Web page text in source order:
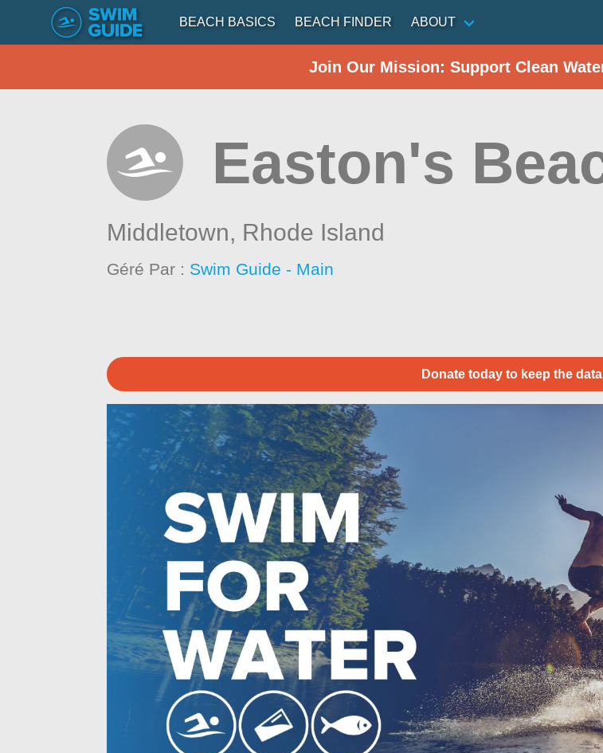
BEACH BASICS BEACH FINDER ABOUT
Join Our Mission: Support Clean
Easton's
Middletown, Rhode Island
Géré Par : Swim Guide - Main
Donate today to keep the